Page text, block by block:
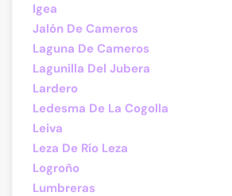
Igea
Jalón De Cameros
Laguna De Cameros
Lagunilla Del Jubera
Lardero
Ledesma De La Cogolla
Leiva
Leza De Río Leza
Logroño
Lumbreras